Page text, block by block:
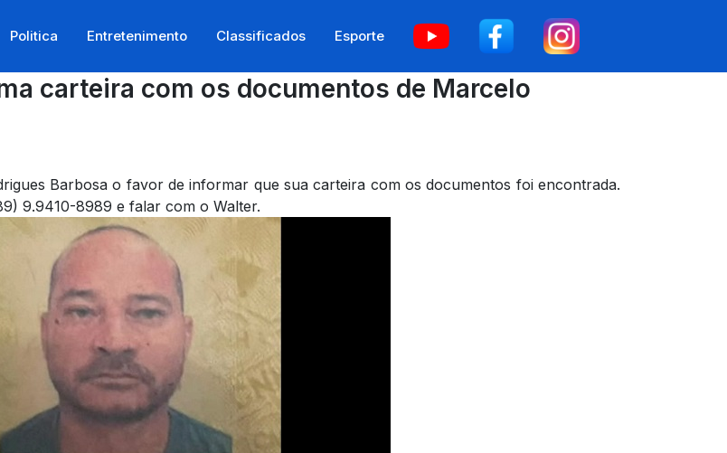
Politica Entretenimento Classificados Esporte
carteira com os documentos de Marcelo
Barbosa o favor de informar que sua carteira com os documentos foi encontrada.
9.9410-8989 e falar com o Walter.